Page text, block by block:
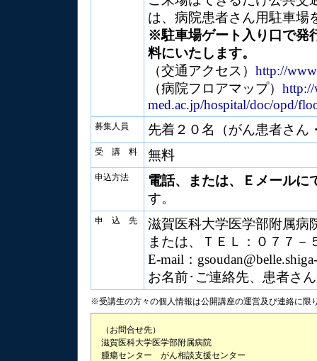
は、病院患者さん用駐車場
※駐車場ゲート入り口で発
料にいたします。
（交通アクセス） http://
（病院フロアマップ）
med.ac.jp/hospital/doc/opd/
募集人員 先着２０名（がん患者さん
受 講 料 無料
申込方法
電話、または、Ｅメールに
す。
申 込 先
滋賀医科大学医学部附属
または、ＴＥＬ：０７７
E-mail：
お名前･ご連絡先、患者さ
※受講生の方々の個人情報は公開講座の運営及び連絡に限
（お問合せ先）
滋賀医科大学医学部附属病院
腫瘍センター がん相談支援センター